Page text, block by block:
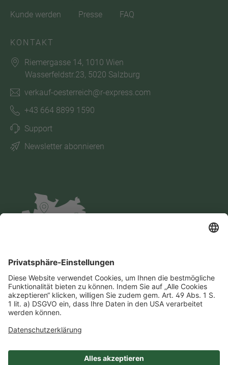
Kunde werden Presse FAQ
KONTAKT
Riemergasse 14, 1010 Wien
Wasserfeldstr.23, 5020 Salzburg
verkauf-oesterreich@r-express.com
+43 664 8899 1590
Support
Newsletter abonnieren